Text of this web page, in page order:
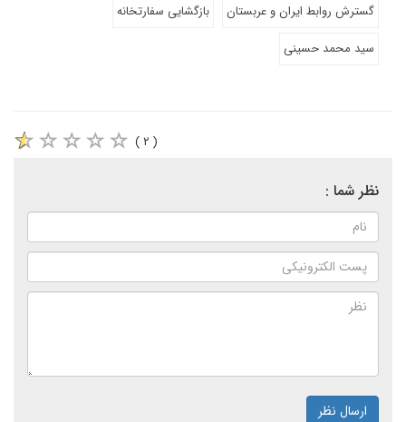
گسترش روابط ایران و عربستان
بازگشایی سفارتخانه
سید محمد حسینی
( ۲ )
نظر شما :
ارسال نظر